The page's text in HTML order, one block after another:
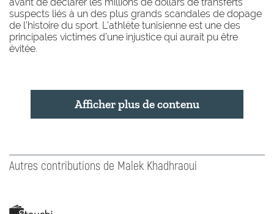
suspects liés à un des plus grands scandales de dopage
de l’histoire du sport. L’athlète tunisienne est une des
principales victimes d’une injustice qui aurait pu être
évitée.
Afficher plus de contenu
Autres contributions de Malek Khadhraoui